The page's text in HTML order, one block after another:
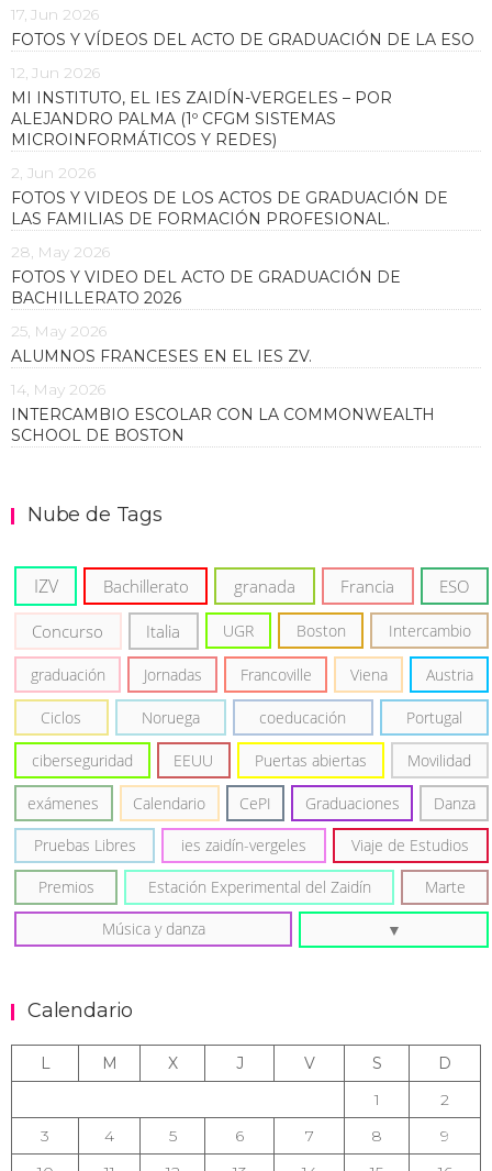
17, Jun 2026
FOTOS Y VÍDEOS DEL ACTO DE GRADUACIÓN DE LA ESO
12, Jun 2026
MI INSTITUTO, EL IES ZAIDÍN-VERGELES – POR
ALEJANDRO PALMA (1º CFGM SISTEMAS
MICROINFORMÁTICOS Y REDES)
2, Jun 2026
FOTOS Y VIDEOS DE LOS ACTOS DE GRADUACIÓN DE
LAS FAMILIAS DE FORMACIÓN PROFESIONAL.
28, May 2026
FOTOS Y VIDEO DEL ACTO DE GRADUACIÓN DE
BACHILLERATO 2026
25, May 2026
ALUMNOS FRANCESES EN EL IES ZV.
14, May 2026
INTERCAMBIO ESCOLAR CON LA COMMONWEALTH
SCHOOL DE BOSTON
Nube de Tags
IZV Bachillerato granada Francia ESO
Concurso Italia UGR Boston Intercambio
graduación Jornadas Francoville Viena Austria
Ciclos Noruega coeducación Portugal
ciberseguridad EEUU Puertas abiertas Movilidad
exámenes Calendario CePI Graduaciones Danza
Pruebas Libres ies zaidín-vergeles Viaje de Estudios
Premios Estación Experimental del Zaidín Marte
Música y danza
Calendario
L M X J V S
D
1
2
3
4 5 6 7 8
9